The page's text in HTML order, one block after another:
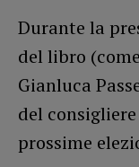
Durante la
del libro
Gianluca
del
prossime